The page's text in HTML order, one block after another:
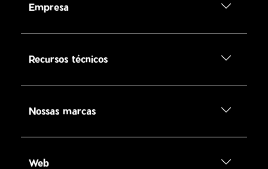
Empresa
Recursos técnicos
Nossas marcas
Web